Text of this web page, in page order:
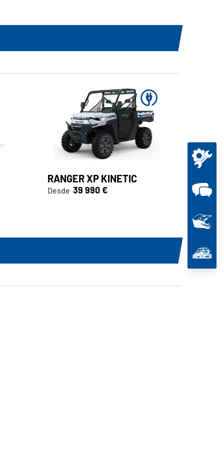
RANGER XP KINETIC
Desde 39 990 €